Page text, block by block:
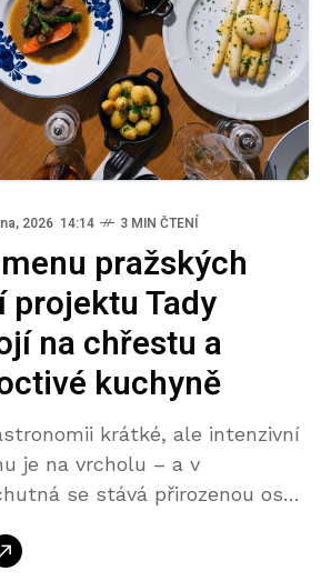
2026 14:14 3 MIN ČTENÍ
pražských
projektu Tady
na chřestu a
kuchyně
krátké, ale intenzivní
je na vrcholu – a v
se stává přirozenou osou